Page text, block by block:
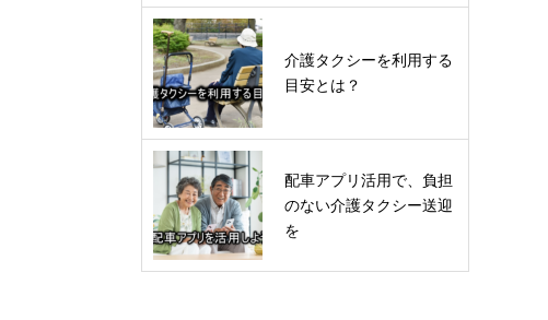
介護タクシーを利用する
目安とは？
配車アプリ活用で、負担
のない介護タクシー送迎
を